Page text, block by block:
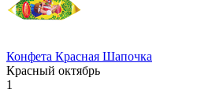
Конфета Красная Шапочка
Красный октябрь
1